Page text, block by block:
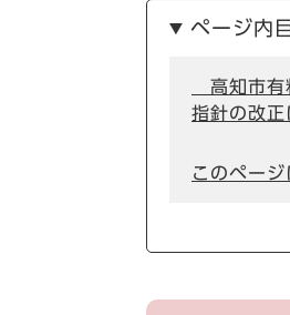
ページ内
高知市有
指針の改正
このペー